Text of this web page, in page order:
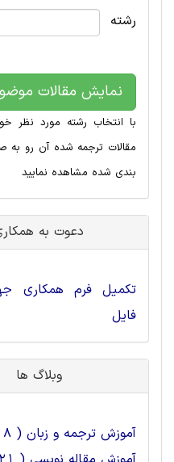
رشته
نمایش مقالات
با انتخاب رشته مورد نظر
مقالات ترجمه شده آن رو
بندی شده مشاهده نمایید
دعوت به
تکمیل فرم همکاری
فایل
وبلاگ ها
آموزش ترجمه و زبان ( 8 )